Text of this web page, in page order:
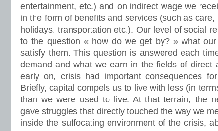
entertainment, etc.) and on indirect wage we
in the form of benefits and services (such as
holidays, transportation etc.). Our level of social
to the question « how do we get by? » what
satisfy them. This question is answered each
demand and what we earn in the fields of direct
early on, crisis had important consequences
Briefly, capital compels us to live with less (in
than we were used to live. At that terrain, the
gave struggles that directly touched the way we
inside the suffocating environment of the crisis,